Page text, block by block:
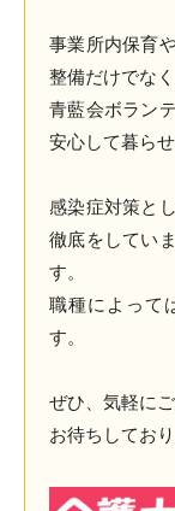
事業所内保育
整備だけでなく
青藍会ボラン
安心して暮ら
感染症対策と
徹底をしてい
す。
職種によって
す。
ぜひ、気軽に
お待ちしてお